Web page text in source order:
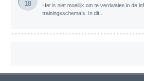
18
Het is niet moeilijk om te verdwalen in de
trainingsschema’s. In dit...